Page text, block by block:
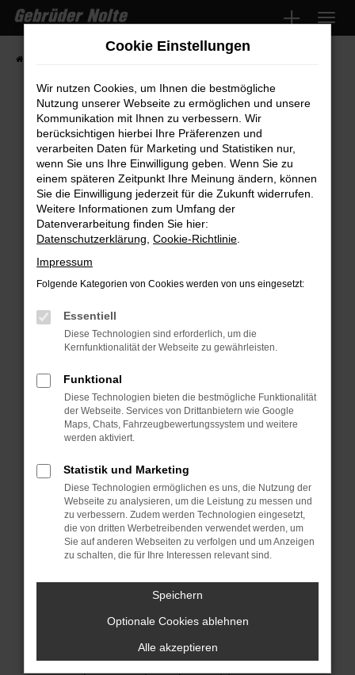
Zum
Hauptinhalt
springen
Fehler: Network Error
Beim Laden ist ein Fehler aufgetreten.
Hier sind ein paar Tipps, die dir helfen können:
Überprüfe deine Firewall und deine
Internetverbindung.
Manche Erweiterungen, wie Werbeblocker,
können das Laden bestimmter Seiten
verhindern. Funktioniert die Seite in einem
anderen Browser oder in einem privaten
Fenster?
Starte dein Gerät neu.
Das kann manchmal helfen,
Stelle sicher, dass dein Browser und dein
Betriebssystem auf dem neuesten Stand
sind.
Veraltete Software birgt nicht nur ein
Sicherheitsrisiko, sondern kann auch dazu
führen, dass bestimmte Funktionen nicht
mehr unterstützt werden.
Wende dich an den Webseitenbetreiber.
Wenn du alle oben genannten Schritte
versucht hast, kontaktiere uns bitte. Wir
Cookie Einstellungen
Wir nutzen Cookies, um Ihnen die bestmögliche
Nutzung unserer Webseite zu ermöglichen und unsere
Kommunikation mit Ihnen zu verbessern. Wir
berücksichtigen hierbei Ihre Präferenzen und
verarbeiten Daten für Marketing und Statistiken nur,
wenn Sie uns Ihre Einwilligung geben. Wenn Sie zu
einem späteren Zeitpunkt Ihre Meinung ändern, können
Sie die Einwilligung jederzeit für die Zukunft widerrufen.
Weitere Informationen zum Umfang der
Datenverarbeitung finden Sie hier:
Datenschutzerklärung Cookie-Richtlinie
Impressum
Folgende Kategorien von Cookies werden von uns eingesetzt:
Essentiell
Diese Technologien sind erforderlich, um die
Kernfunktionalität der Webseite zu gewährleisten.
Funktional
Diese Technologien bieten die bestmögliche Funktionalität
der Webseite. Services von Drittanbietern wie Google
Maps, Chats, Fahrzeugbewertungssystem und weitere
werden aktiviert.
Statistik und Marketing
Diese Technologien ermöglichen es uns, die Nutzung der
Webseite zu analysieren, um die Leistung zu messen und
zu verbessern. Zudem werden Technologien eingesetzt,
die von dritten Werbetreibenden verwendet werden, um
Sie auf anderen Webseiten zu verfolgen und um Anzeigen
zu schalten, die für Ihre Interessen relevant sind.
Speichern
Optionale Cookies ablehnen
Alle akzeptieren